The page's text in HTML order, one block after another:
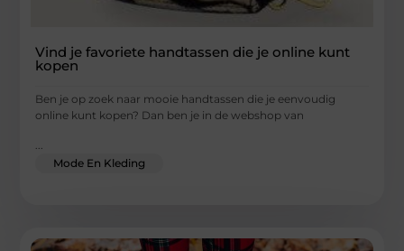
Vind je favoriete handtassen die je online kunt
kopen
Ben je op zoek naar mooie handtassen die je eenvoudig
online kunt kopen? Dan ben je in de webshop van
Mode En Kleding